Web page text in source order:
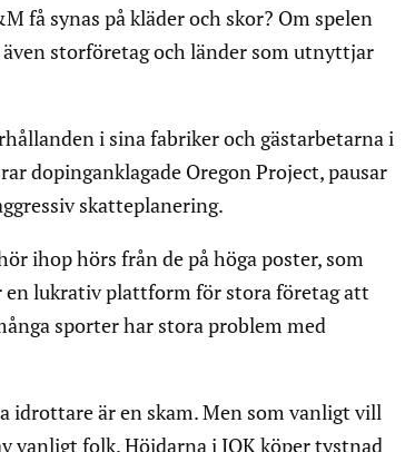
få synas på kläder och skor? Om spelen
storföretag och länder som utnyttjar
i sina fabriker och gästarbetarna i
dopinganklagade Oregon Project, pausar
skatteplanering.
ihop hörs från de på höga poster, som
en lukrativ plattform för stora företag att
sporter har stora problem med
idrottare är en skam. Men som vanligt vill
vanligt folk. Höjdarna i IOK köper tystnad